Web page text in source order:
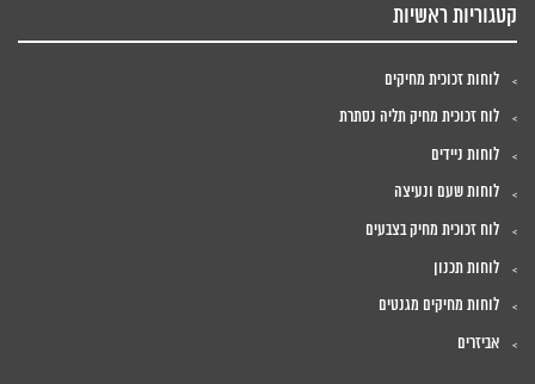
קטגוריות ראשיות
לוחות זכוכית מחיקים
לוח זכוכית מחיק תליה נסתרת
לוחות ניידים
לוחות שעם ונעיצה
לוח זכוכית מחיק בצבעים
לוחות תכנון
לוחות מחיקים מגנטים
אביזרים